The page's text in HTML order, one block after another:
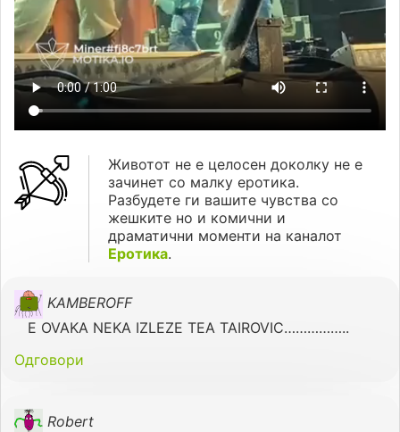
Животот не е целосен доколку не е
зачинет со малку еротика.
Разбудете ги вашите чувства со
жешките но и комични и
драматични моменти на каналот
Еротика.
KAMBEROFF
E OVAKA NEKA IZLEZE TEA TAIROVIC……………..
Одговори
Robert